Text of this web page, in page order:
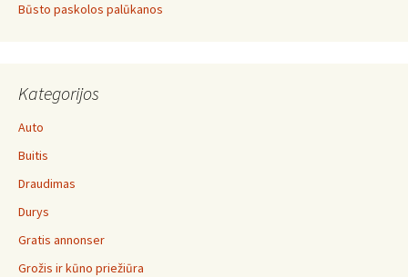
Būsto paskolos palūkanos
Kategorijos
Auto
Buitis
Draudimas
Durys
Gratis annonser
Grožis ir kūno priežiūra